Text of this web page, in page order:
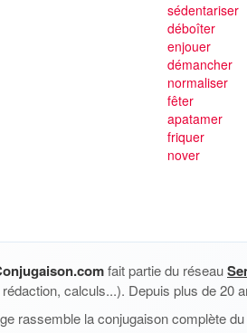
sédentariser
déboîter
enjouer
démancher
normaliser
fêter
apatamer
friquer
nover
fait partie du réseau
calculs...). Depuis plus de 20
rassemble la conjugaison complète